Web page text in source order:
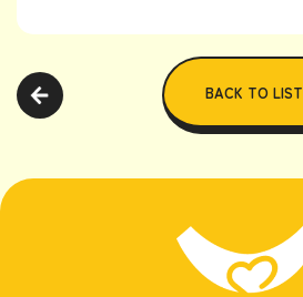
BACK TO LIST